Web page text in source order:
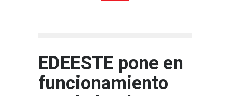
EDEESTE pone en
funcionamiento